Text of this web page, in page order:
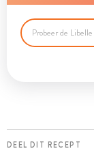
DEEL DIT RECEPT